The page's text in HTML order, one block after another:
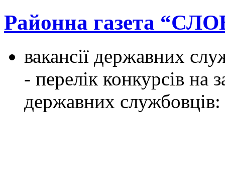
Районна газета
вакансії державних
- перелік конкурсів на
державних службовців: